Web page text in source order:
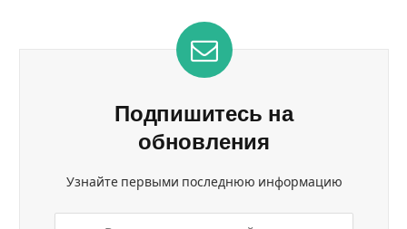
Подпишитесь на
обновления
Узнайте первыми последнюю информацию